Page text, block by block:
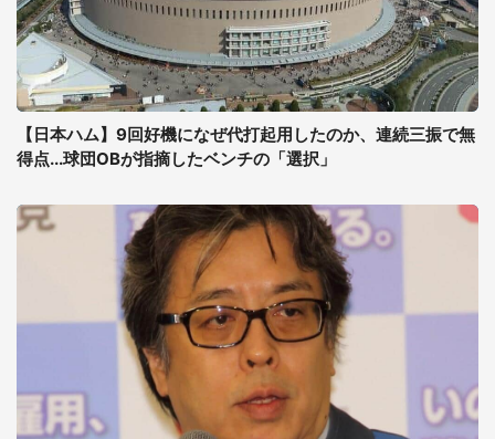
【日本ハム】9回好機になぜ代打起用したのか、連続三振で無
得点...球団OBが指摘したベンチの「選択」